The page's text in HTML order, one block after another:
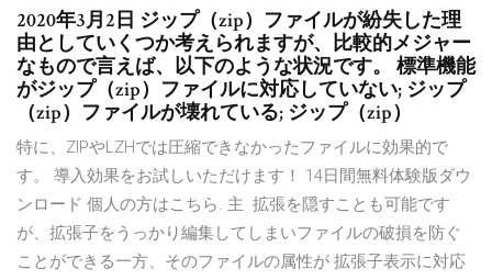
2020年3月2日 ジップ（zip）ファイルが紛失した理
由としていくつか考えられますが、比較的メジャー
なもので言えば、以下のような状況です。 標準機能
がジップ（zip）ファイルに対応していない; ジップ
（zip）ファイルが壊れている; ジップ（zip）
特に、ZIPやLZHでは圧縮できなかったファイルに効果的で
す。 導入効果をお試しいただけます！ 14日間無料体験版ダウ
ンロード 個人の方はこちら. 主 拡張を隠すことも可能です
が、拡張子をうっかり編集してしまいファイルの破損を防ぐ
ことができる一方、そのファイルの属性が 拡張子表示に対応